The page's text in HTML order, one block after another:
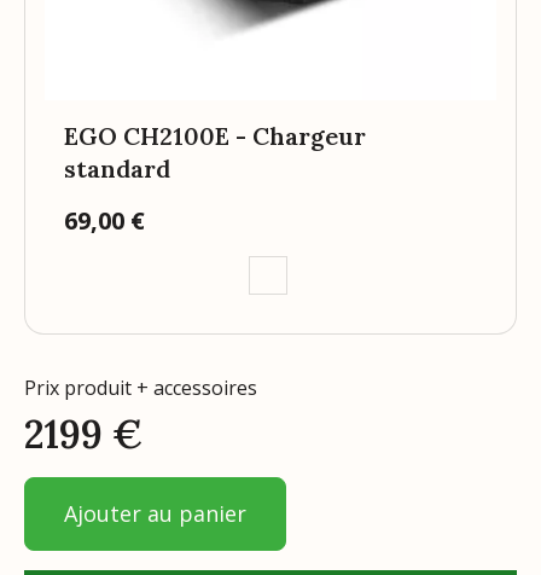
EGO CH2100E - Chargeur
standard
Prix
69,00 €
Prix produit + accessoires
2199 €
Ajouter au panier